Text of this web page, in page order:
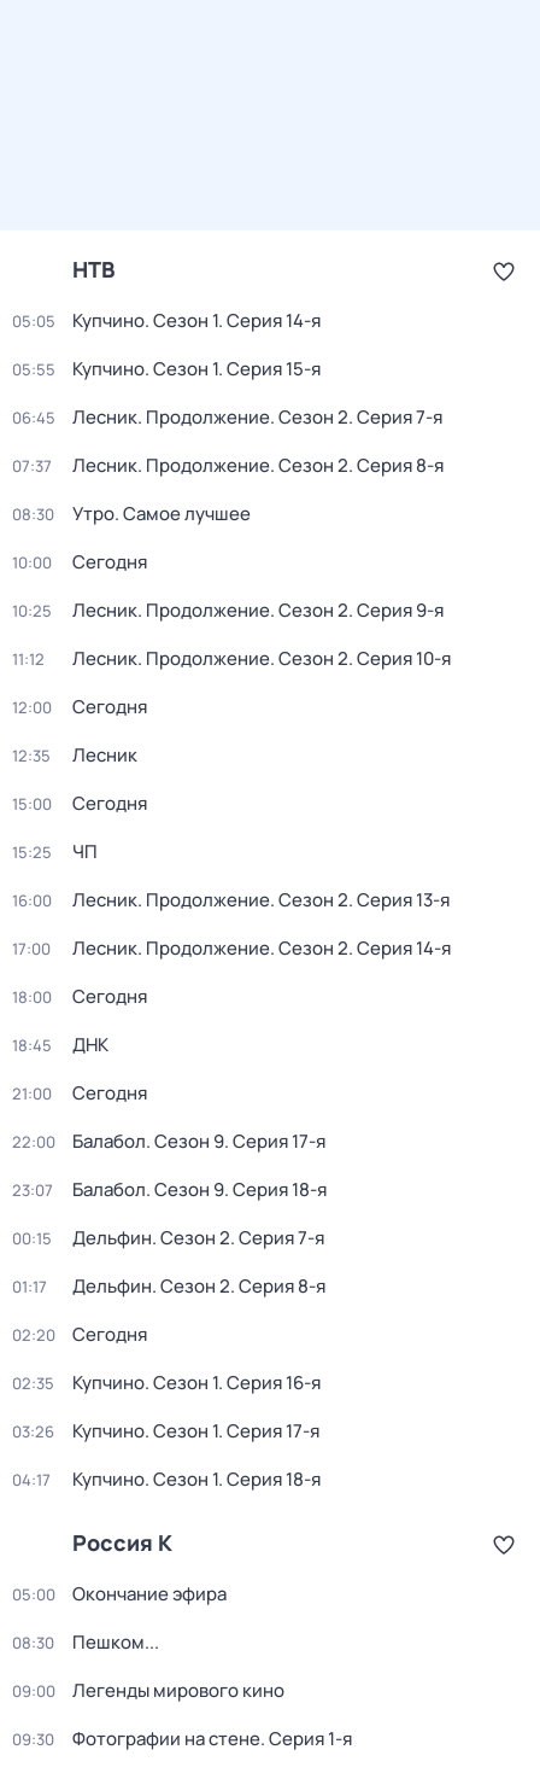
НТВ
05:05 Купчино. Сезон 1. Серия 14-я
05:55 Купчино. Сезон 1. Серия 15-я
06:45 Лесник. Продолжение. Сезон 2. Серия 7-я
07:37 Лесник. Продолжение. Сезон 2. Серия 8-я
08:30 Утро. Самое лучшее
10:00 Сегодня
10:25 Лесник. Продолжение. Сезон 2. Серия 9-я
11:12 Лесник. Продолжение. Сезон 2. Серия 10-я
12:00 Сегодня
12:35 Лесник
15:00 Сегодня
15:25 ЧП
16:00 Лесник. Продолжение. Сезон 2. Серия 13-я
17:00 Лесник. Продолжение. Сезон 2. Серия 14-я
18:00 Сегодня
18:45 ДНК
21:00 Сегодня
22:00 Балабол. Сезон 9. Серия 17-я
23:07 Балабол. Сезон 9. Серия 18-я
00:15 Дельфин. Сезон 2. Серия 7-я
01:17 Дельфин. Сезон 2. Серия 8-я
02:20 Сегодня
02:35 Купчино. Сезон 1. Серия 16-я
03:26 Купчино. Сезон 1. Серия 17-я
04:17 Купчино. Сезон 1. Серия 18-я
Россия К
05:00 Окончание эфира
08:30 Пешком...
09:00 Легенды мирового кино
09:30 Фотографии на стене. Серия 1-я